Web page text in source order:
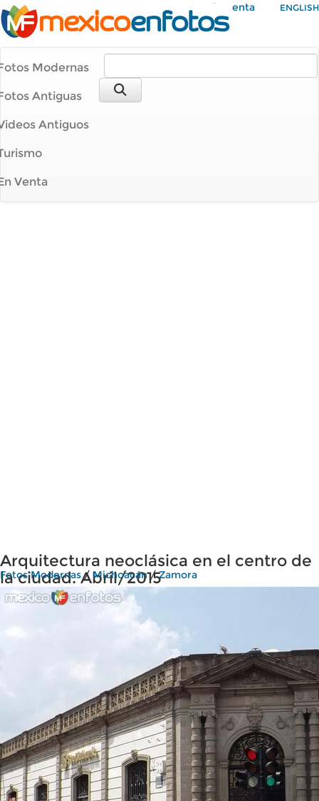
Mi Cuenta ENGLISH
Modernas
Antiguas
Antiguos
Venta
Arquitectura neoclásica en el centro de
la ciudad. Abril/2015
Fotos Modernas/ Michoacán/Zamora